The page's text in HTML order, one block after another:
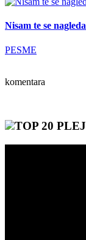
Nisam te se
PESME
komentara
TOP 20